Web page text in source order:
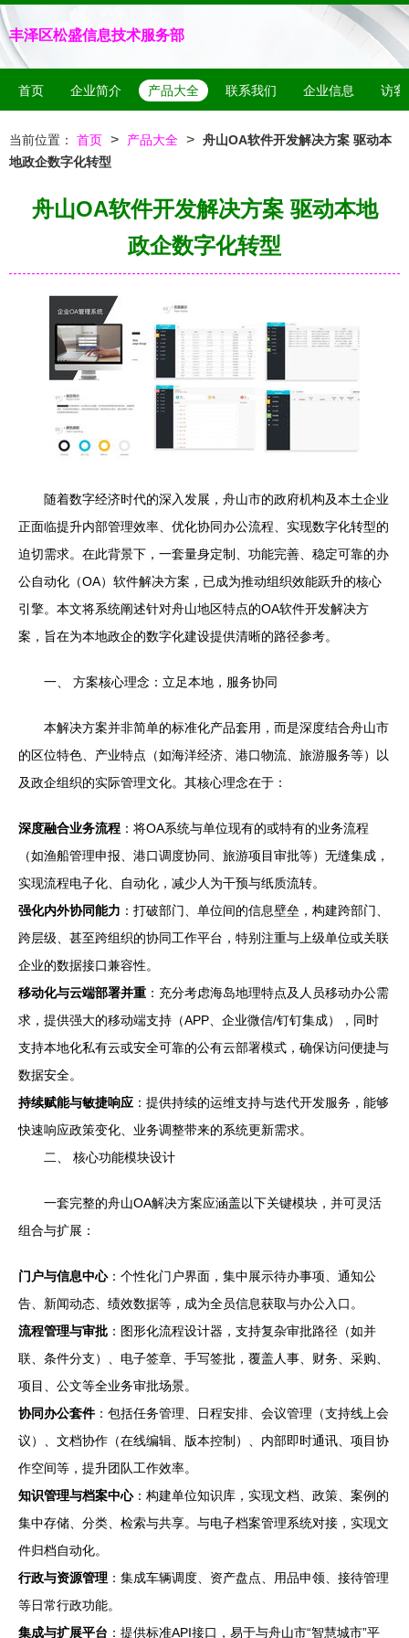
丰泽区松盛信息技术服务部
首页 企业简介 产品大全 联系我们 企业信息 访客
当前位置： 首页 > 产品大全 > 舟山OA软件开发解决方案 驱动本
地政企数字化转型
舟山OA软件开发解决方案 驱动本地
政企数字化转型
随着数字经济时代的深入发展，舟山市的政府机构及本土企业
正面临提升内部管理效率、优化协同办公流程、实现数字化转型的
迫切需求。在此背景下，一套量身定制、功能完善、稳定可靠的办
公自动化（OA）软件解决方案，已成为推动组织效能跃升的核心
引擎。本文将系统阐述针对舟山地区特点的OA软件开发解决方
案，旨在为本地政企的数字化建设提供清晰的路径参考。
一、 方案核心理念：立足本地，服务协同
本解决方案并非简单的标准化产品套用，而是深度结合舟山市
的区位特色、产业特点（如海洋经济、港口物流、旅游服务等）以
及政企组织的实际管理文化。其核心理念在于：
深度融合业务流程 ：将OA系统与单位现有的或特有的业务流程
（如渔船管理申报、港口调度协同、旅游项目审批等）无缝集成，
实现流程电子化、自动化，减少人为干预与纸质流转。
强化内外协同能力 ：打破部门、单位间的信息壁垒，构建跨部门、
跨层级、甚至跨组织的协同工作平台，特别注重与上级单位或关联
企业的数据接口兼容性。
移动化与云端部署并重 ：充分考虑海岛地理特点及人员移动办公需
求，提供强大的移动端支持（APP、企业微信/钉钉集成），同时
支持本地化私有云或安全可靠的公有云部署模式，确保访问便捷与
数据安全。
持续赋能与敏捷响应 ：提供持续的运维支持与迭代开发服务，能够
快速响应政策变化、业务调整带来的系统更新需求。
二、 核心功能模块设计
一套完整的舟山OA解决方案应涵盖以下关键模块，并可灵活
组合与扩展：
门户与信息中心：个性化门户界面，集中展示待办事项、通知公
告、新闻动态、绩效数据等，成为全员信息获取与办公入口。
流程管理与审批 ：图形化流程设计器，支持复杂审批路径（如并
联、条件分支）、电子签章、手写签批，覆盖人事、财务、采购、
项目、公文等全业务审批场景。
协同办公套件：包括任务管理、日程安排、会议管理（支持线上会
议）、文档协作（在线编辑、版本控制）、内部即时通讯、项目协
作空间等，提升团队工作效率。
知识管理与档案中心：构建单位知识库，实现文档、政策、案例的
集中存储、分类、检索与共享。与电子档案管理系统对接，实现文
件归档自动化。
行政与资源管理 ：集成车辆调度、资产盘点、用品申领、接待管理
等日常行政功能。
集成与扩展平台 ：提供标准API接口，易于与舟山市“智慧城市”平